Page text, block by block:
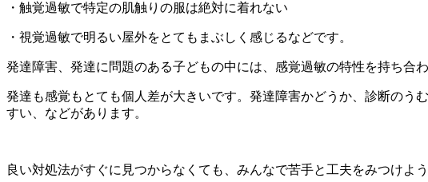
・触覚過敏で特定の肌触りの服は絶対に着れない
・視覚過敏で明るい屋外をとてもまぶしく感じるなどです。
発達障害、発達に問題のある子どもの中には、感覚過敏の特性を持ち合
発達も感覚もとても個人差が大きいです。発達障害かどうか、診断の
すい、などがあります。
良い対処法がすぐに見つからなくても、みんなで苦手と工夫をみつけよ